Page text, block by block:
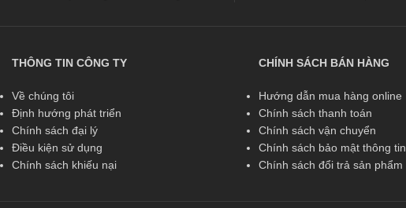
THÔNG TIN CÔNG TY
Về chúng tôi
Định hướng phát triển
Chính sách đại lý
Điều kiện sử dụng
Chính sách khiếu nại
CHÍNH SÁCH BÁN HÀNG
Hướng dẫn mua hàng online
Chính sách thanh toán
Chính sách vận chuyển
Chính sách bảo mật thông tin
Chính sách đổi trả sản phẩm